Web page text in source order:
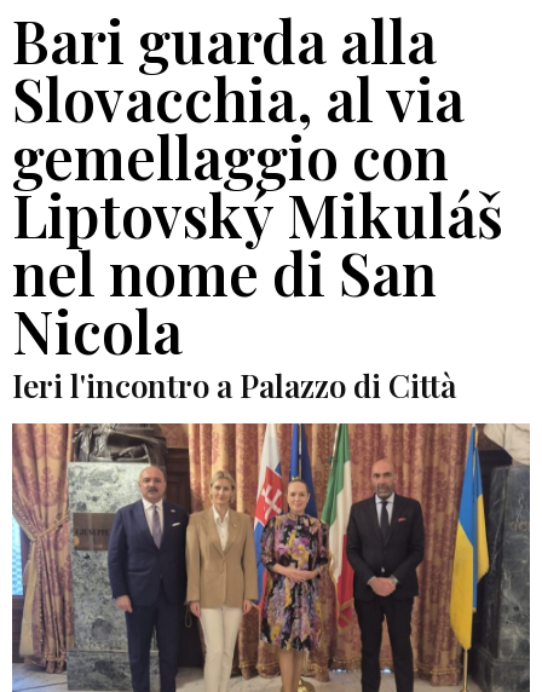
Bari guarda alla
Slovacchia, al via
gemellaggio con
Liptovský Mikuláš
nel nome di San
Nicola
Ieri l'incontro a Palazzo di Città